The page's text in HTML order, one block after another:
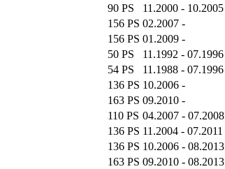
90 PS
11.2000 - 10.2005
156 PS 02.2007 -
156 PS 01.2009 -
50 PS
11.1992 - 07.1996
54 PS
11.1988 - 07.1996
136 PS 10.2006 -
163 PS 09.2010 -
110 PS 04.2007 - 07.2008
136 PS 11.2004 - 07.2011
136 PS 10.2006 - 08.2013
163 PS 09.2010 - 08.2013